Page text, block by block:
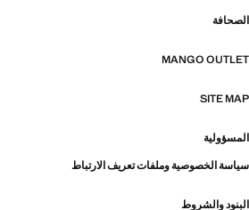
الصحافة
MANGO OUTLET
SITE MAP
المسؤولية
سياسة الخصوصية وملفات تعريف الارتباط
البنود والشروط